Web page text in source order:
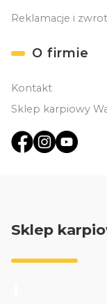
Reklamacje i
O firmie
Kontakt
Sklep karpiowy
Sklep